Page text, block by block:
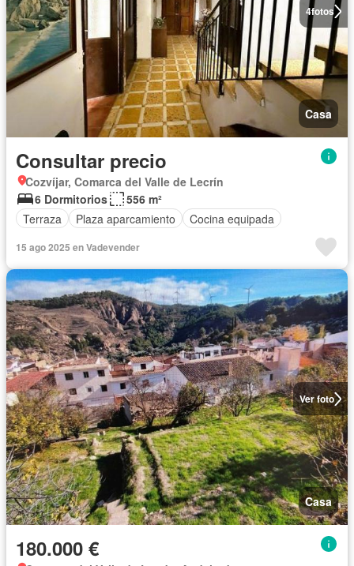
4fotos
Casa
Consultar precio
Cozvíjar, Comarca del Valle de Lecrín
6 Dormitorios
556 m²
Terraza
Plaza aparcamiento Cocina equipada
15 ago 2025 en Vadevender
Ver foto
Casa
180.000 €